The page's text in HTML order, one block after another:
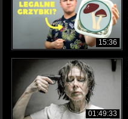
15:36
01:49:33